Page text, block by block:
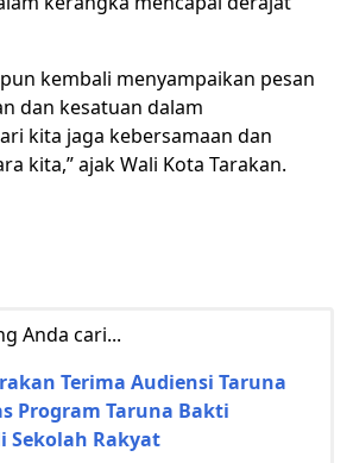
kembali menyampaikan pesan
dan kesatuan dalam
kita jaga kebersamaan dan
kita,” ajak Wali Kota Tarakan.
Anda cari...
Terima Audiensi Taruna
Program Taruna Bakti
Sekolah Rakyat